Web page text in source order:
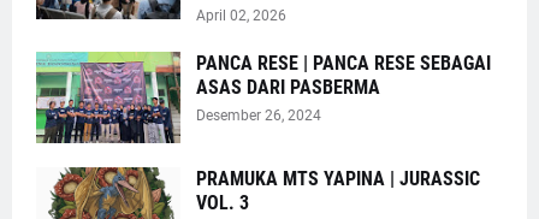
April 02, 2026
PANCA RESE | PANCA RESE SEBAGAI
ASAS DARI PASBERMA
Desember 26, 2024
PRAMUKA MTS YAPINA | JURASSIC
VOL. 3